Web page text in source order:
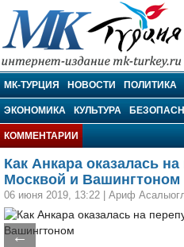
МК-Турция
МК-ТУРЦИЯ НОВОСТИ ПОЛИТИКА
ЭКОНОМИКА КУЛЬТУРА
КОММЕНТАРИИ
Как Анкара оказалась
Москвой и Вашингтоном
06 июня 2019, 13:22 Ариф
←